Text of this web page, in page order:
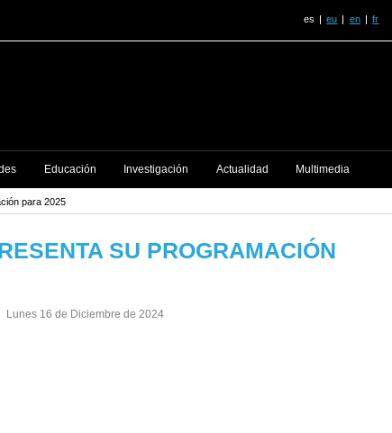
para 2025
SU PROGRAMACIÓN
Lunes 16 de Diciembre de 2024
es eu en fr
Educación Investigación Actualidad Multimedia